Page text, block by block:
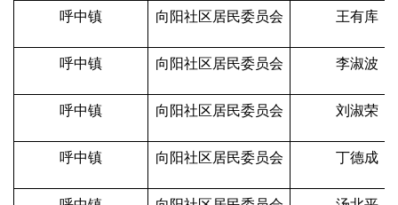
呼中镇 向阳社区居民委员会 王有库
呼中镇 向阳社区居民委员会 李淑波
呼中镇 向阳社区居民委员会 刘淑荣
呼中镇 向阳社区居民委员会 丁德成